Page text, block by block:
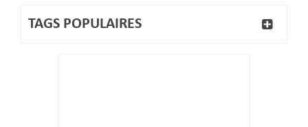
TAGS POPULAIRES